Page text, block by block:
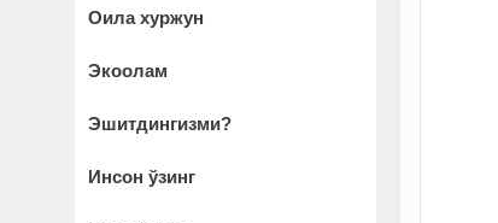
Оила хуржун
Экоолам
Эшитдингизми?
Инсон ўзинг